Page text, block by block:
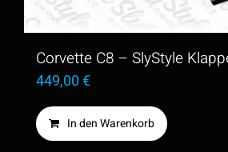
Corvette C8 – SlyStyle
449,00€
In den Warenkorb